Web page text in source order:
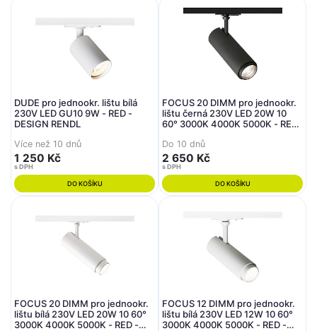
DUDE pro jednookr. lištu bílá
230V LED GU10 9W - RED -
DESIGN RENDL
Více než 10 dnů
1 250 Kč
s DPH
DO KOŠÍKU
FOCUS 20 DIMM pro jednookr.
lištu černá 230V LED 20W 10
60° 3000K 4000K 5000K - RED
Do 10 dnů
2 650 Kč
s DPH
DO KOŠÍKU
FOCUS 20 DIMM pro jednookr.
lištu bílá 230V LED 20W 10 60°
3000K 4000K 5000K - RED -
FOCUS 12 DIMM pro jednookr.
lištu bílá 230V LED 12W 10 60°
3000K 4000K 5000K - RED -